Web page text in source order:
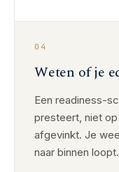
04
Weten of je
Een readiness-
presteert, niet
afgevinkt. Je
naar binnen loopt.